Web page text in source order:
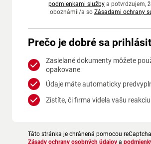
podmienkami služby a potvrdzujem,
oboznámil/a so Zásadami ochrany
Prečo je dobré sa
Zasielané dokumenty môžete
opakovane
Údaje máte automaticky
Zistíte, či firma videla vašu reakciu
Táto stránka je chránená pomocou
Zásady ochrany osobných údajov a